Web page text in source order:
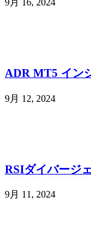
9月 16, 2024
ADR MT5 イン
9月 12, 2024
RSIダイバージ
9月 11, 2024